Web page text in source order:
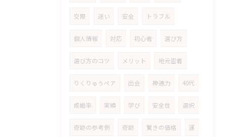
交際 迷い 安全 トラブル
個人情報 対応 初心者 選び方
選び方のコツ メリット 地元密着
りくりゅうペア 出会 神通力 40代
成婚率 実績 学び 安全性 選択
奇跡の参考例 奇跡 驚きの価格 運